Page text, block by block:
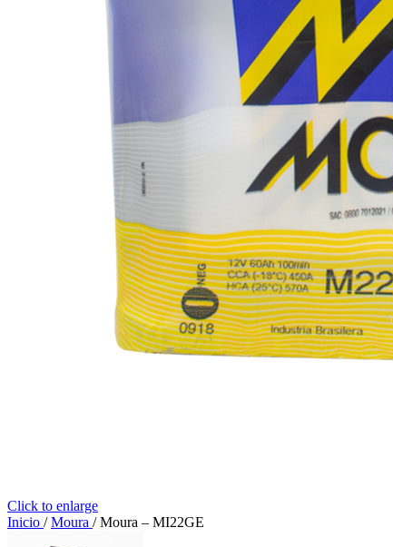
Click to enlarge
Inicio / Moura / Moura – MI22GE